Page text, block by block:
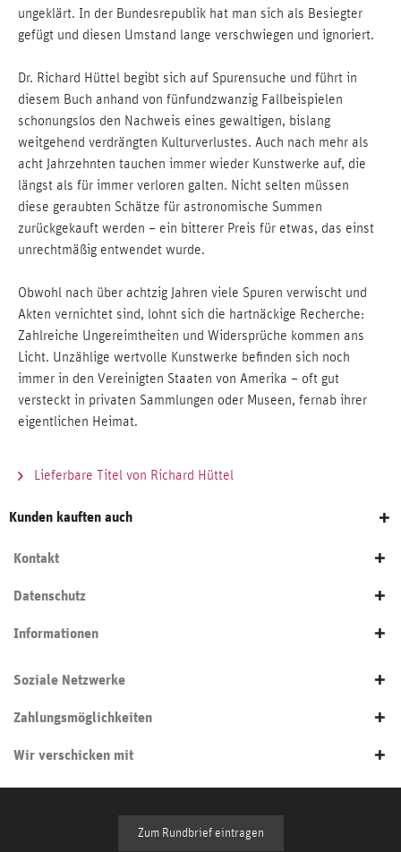
ungeklärt. In der Bundesrepublik hat man sich als Besiegter
gefügt und diesen Umstand lange verschwiegen und ignoriert.
Dr. Richard Hüttel begibt sich auf Spurensuche und führt in
diesem Buch anhand von fünfundzwanzig Fallbeispielen
schonungslos den Nachweis eines gewaltigen, bislang
weitgehend verdrängten Kulturverlustes. Auch nach mehr als
acht Jahrzehnten tauchen immer wieder Kunstwerke auf, die
längst als für immer verloren galten. Nicht selten müssen
diese geraubten Schätze für astronomische Summen
zurückgekauft werden – ein bitterer Preis für etwas, das einst
unrechtmäßig entwendet wurde.
Obwohl nach über achtzig Jahren viele Spuren verwischt und
Akten vernichtet sind, lohnt sich die hartnäckige Recherche:
Zahlreiche Ungereimtheiten und Widersprüche kommen ans
Licht. Unzählige wertvolle Kunstwerke befinden sich noch
immer in den Vereinigten Staaten von Amerika – oft gut
versteckt in privaten Sammlungen oder Museen, fernab ihrer
eigentlichen Heimat.
Lieferbare Titel von Richard Hüttel
Kunden kauften auch
Kontakt
Datenschutz
Informationen
Soziale Netzwerke
Zahlungsmöglichkeiten
Wir verschicken mit
Zum Rundbrief eintragen